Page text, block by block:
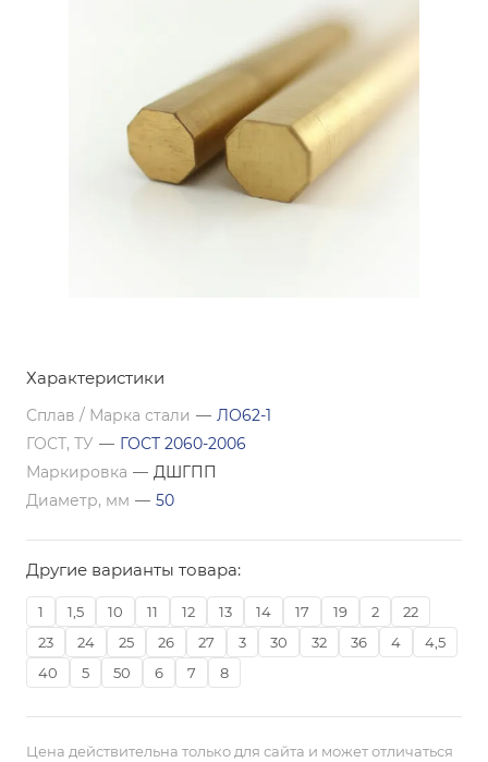
Характеристики
Сплав / Марка стали — ЛО62-1
ГОСТ, ТУ — ГОСТ 2060-2006
Маркировка — ДШГПП
Диаметр, мм — 50
Другие варианты товара:
1 1,5 10 11 12 13 14 17 19 2
22
23
24 25 26 27 3 30 32 36 4
4,5
40
5 50 6 7 8
Цена действительна только для сайта и может отличаться